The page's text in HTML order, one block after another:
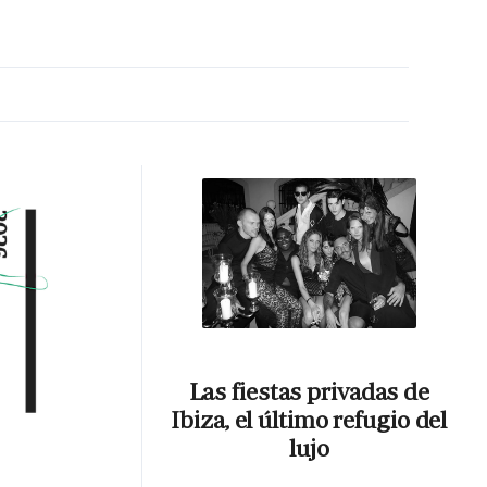
Las fiestas privadas de
Ibiza, el último refugio del
lujo